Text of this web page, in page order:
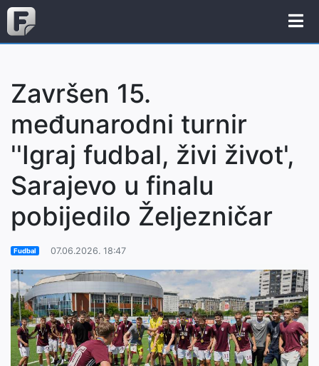
Završen 15.
međunarodni turnir
''Igraj fudbal, živi život',
Sarajevo u finalu
pobijedilo Željezničar
Fudbal 07.06.2026. 18:47